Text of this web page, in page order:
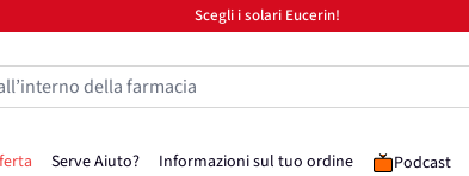
Scegli i solari Eucerin!
Serve Aiuto? Informazioni sul tuo ordine Podcast
della farmacia